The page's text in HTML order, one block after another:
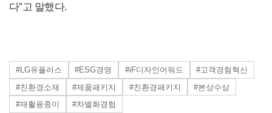
다”고 말했다.
#LG유플러스 #ESG경영 #iF디자인어워드
#고객경험혁신
#친환경소재
#제품패키지 #친환경패키지
#본상수상
#재활용종이
#차별화경험